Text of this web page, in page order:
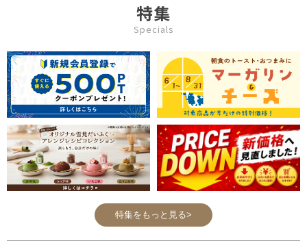
特集
Specials
特集をもっと見る>